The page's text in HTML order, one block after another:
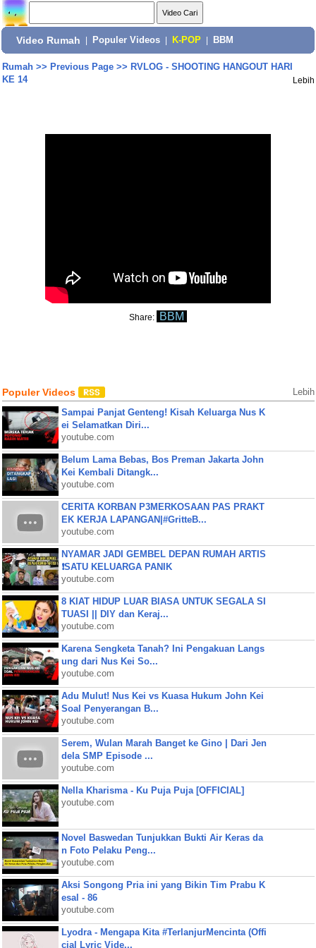
Video Rumah Populer Videos K-POP BBM
Rumah>> Previous Page>> RVLOG - SHOOTING HANGOUT HARI
KE 14
Lebih
Share: BBM
Populer Videos Lebih
Sampai Panjat Genteng! Kisah Keluarga Nus K
ei Selamatkan Diri...
youtube.com
Belum Lama Bebas, Bos Preman Jakarta John
Kei Kembali Ditangk...
youtube.com
CERITA KORBAN P3MERKOSAAN PAS PRAKT
EK KERJA LAPANGAN|#GritteB...
youtube.com
NYAMAR JADI GEMBEL DEPAN RUMAH ARTIS
❗SATU KELUARGA PANIK
youtube.com
8 KIAT HIDUP LUAR BIASA UNTUK SEGALA SI
TUASI || DIY dan Keraj...
youtube.com
Karena Sengketa Tanah? Ini Pengakuan Langs
ung dari Nus Kei So...
youtube.com
Adu Mulut! Nus Kei vs Kuasa Hukum John Kei
Soal Penyerangan B...
youtube.com
Serem, Wulan Marah Banget ke Gino | Dari Jen
dela SMP Episode ...
youtube.com
Nella Kharisma - Ku Puja Puja [OFFICIAL]
youtube.com
Novel Baswedan Tunjukkan Bukti Air Keras da
n Foto Pelaku Peng...
youtube.com
Aksi Songong Pria ini yang Bikin Tim Prabu K
esal - 86
youtube.com
Lyodra - Mengapa Kita #TerlanjurMencinta (Offi
cial Lyric Vide...